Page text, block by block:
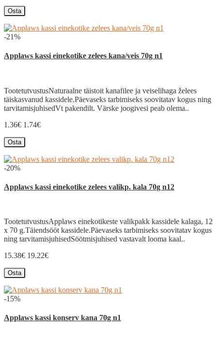
Osta
-21%
Applaws kassi einekotike zelees kana/veis 70g n1
TootetutvustusNaturaalne täistoit kanafilee ja veiselihaga želees
täiskasvanud kassidele.Päevaseks tarbimiseks soovitatav kogus ning
tarvitamisjuhisedVt pakendilt. Värske joogivesi peab olema..
1.36€ 1.74€
Osta
-20%
Applaws kassi einekotike zelees valikp. kala 70g n12
TootetutvustusApplaws einekotikeste valikpakk kassidele kalaga, 12
x 70 g.Täiendsööt kassidele.Päevaseks tarbimiseks soovitatav kogus
ning tarvitamisjuhisedSöötmisjuhised vastavalt looma kaal..
15.38€ 19.22€
Osta
-15%
Applaws kassi konserv kana 70g n1